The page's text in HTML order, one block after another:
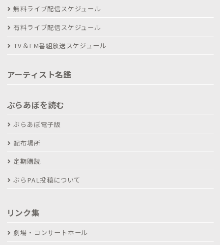
無料ライブ配信スケジュール
有料ライブ配信スケジュール
TV＆FM番組放送スケジュール
アーティスト名鑑
ぶらあぼを読む
ぶらあぼ電子版
配布場所
定期購読
ぶらPAL投稿について
リンク集
劇場・コンサートホール